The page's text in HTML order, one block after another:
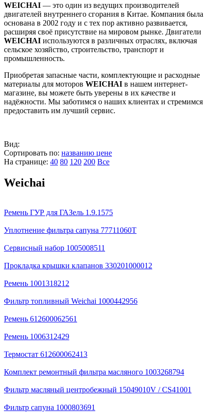
WEICHAI — это один из ведущих производителей
двигателей внутреннего сгорания в Китае. Компания была
основана в 2002 году и с тех пор активно развивается,
расширяя своё присутствие на мировом рынке. Двигатели
WEICHAI используются в различных отраслях, включая
сельское хозяйство, строительство, транспорт и
промышленность.
Приобретая запасные части, комплектующие и расходные
материалы для моторов WEICHAI в нашем интернет-
магазине, вы можете быть уверены в их качестве и
надёжности. Мы заботимся о наших клиентах и стремимся
предоставить им лучший сервис.
Вид:
Сортировать по: названию цене
На странице: 40 80 120 200 Все
Weichai
Ремень ГУР для ГАЗель 1.9.1575
Уплотнение фильтра сапуна 77711060T
Сервисный набор 1005008511
Прокладка крышки клапанов 330201000012
Ремень 1001318212
Фильтр топливный Weichai 1000442956
Ремень 612600062561
Ремень 1006312429
Термостат 612600062413
Комплект ремонтный фильтра масляного 1003268794
Фильтр масляный центробежный 15049010V / CS41001
Фильтр сапуна 1000803691